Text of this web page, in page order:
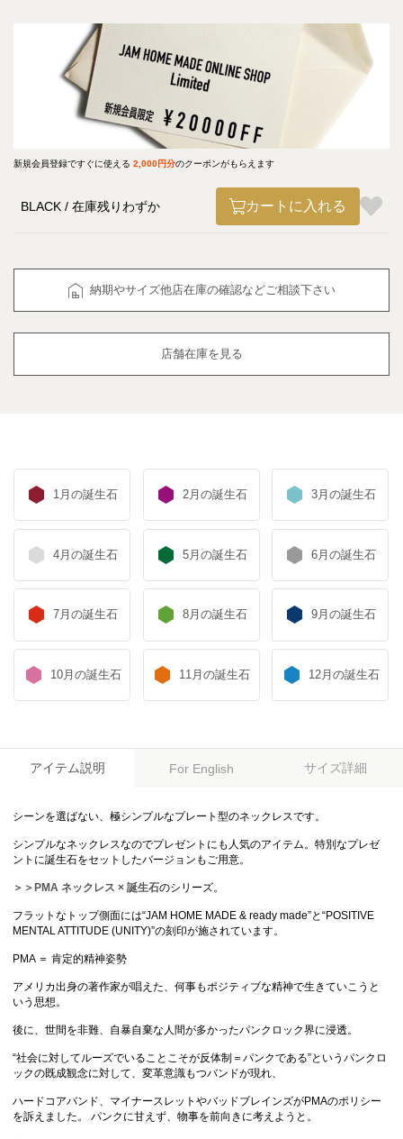
新規会員登録ですぐに使える 2,000円分のクーポンがもらえます
BLACK 在庫残りわずか カートに入れる
納期やサイズ他店在庫の確認などご相談下さい
店舗在庫を見る
1月の誕生石 2月の誕生石 3月の誕生石
4月の誕生石 5月の誕生石 6月の誕生石
7月の誕生石 8月の誕生石 9月の誕生石
10月の誕生石 11月の誕生石 12月の誕生石
アイテム説明 For English サイズ詳細
シーンを選ばない、極シンプルなプレート型のネックレスです。
シンプルなネックレスなのでプレゼントにも人気のアイテム。特別なプレゼ
ントに誕生石をセットしたバージョンもご用意。
＞＞PMA ネックレス × 誕生石のシリーズ。
フラットなトップ側面には“JAM HOME MADE & ready made”と“POSITIVE
MENTAL ATTITUDE (UNITY)”の刻印が施されています。
PMA ＝ 肯定的精神姿勢
アメリカ出身の著作家が唱えた、何事もポジティブな精神で生きていこうと
いう思想。
後に、世間を非難、自暴自棄な人間が多かったパンクロック界に浸透。
“社会に対してルーズでいることこそが反体制＝パンクである”というパンクロ
ックの既成観念に対して、変革意識もつバンドが現れ、
ハードコアバンド、マイナースレットやバッドブレインズがPMAのポリシー
を訴えました。 パンクに甘えず、物事を前向きに考えようと。